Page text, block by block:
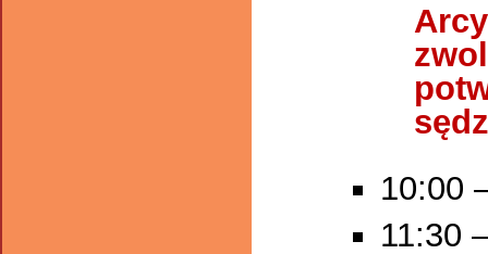
10:00
11:30